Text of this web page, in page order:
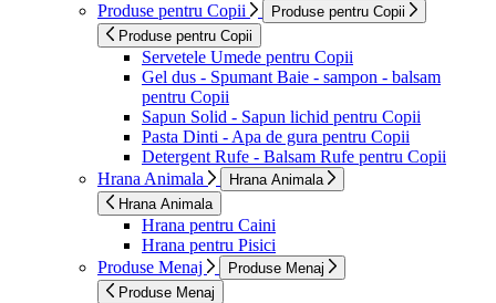
Produse pentru Copii
Produse pentru Copii
Produse pentru Copii
Servetele Umede pentru Copii
Gel dus - Spumant Baie - sampon - balsam
pentru Copii
Sapun Solid - Sapun lichid pentru Copii
Pasta Dinti - Apa de gura pentru Copii
Detergent Rufe - Balsam Rufe pentru Copii
Hrana Animala
Hrana Animala
Hrana Animala
Hrana pentru Caini
Hrana pentru Pisici
Produse Menaj
Produse Menaj
Produse Menaj